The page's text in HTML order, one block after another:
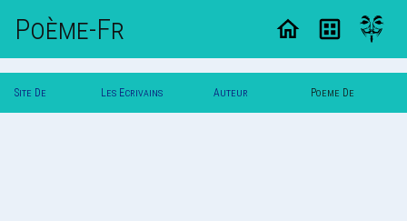
Poème-Fr
Site De Les Ecrivains Auteur Poeme De